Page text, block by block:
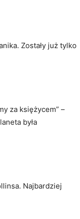
Zostały już tylko
za księżycem” –
była
Najbardziej